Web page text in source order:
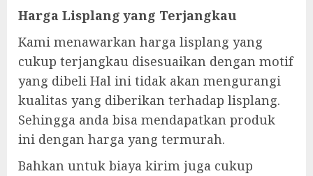
Harga Lisplang yang Terjangkau
Kami menawarkan harga lisplang yang
cukup terjangkau disesuaikan dengan motif
yang dibeli Hal ini tidak akan mengurangi
kualitas yang diberikan terhadap lisplang.
Sehingga anda bisa mendapatkan produk
ini dengan harga yang termurah.
Bahkan untuk biaya kirim juga cukup